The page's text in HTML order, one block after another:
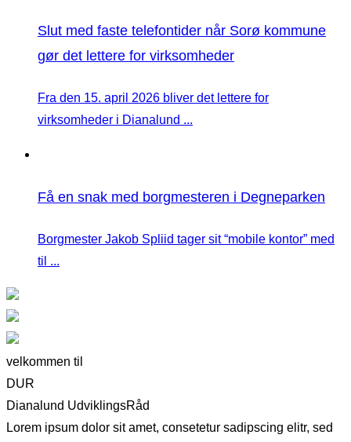
Slut med faste telefontider når Sorø kommune
gør det lettere for virksomheder
Fra den 15. april 2026 bliver det lettere for
virksomheder i Dianalund ...
Få en snak med borgmesteren i Degneparken
Borgmester Jakob Spliid tager sit “mobile kontor” med
til ...
velkommen til
DUR
Dianalund UdviklingsRåd
Lorem ipsum dolor sit amet, consetetur sadipscing elitr, sed